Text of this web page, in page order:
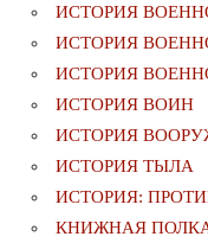
ИСТОРИЯ
ИСТОРИЯ
ИСТОРИЯ
ИСТОРИЯ ВОИН
ИСТОРИЯ
ИСТОРИЯ ТЫЛА
ИСТОРИЯ:
КНИЖНАЯ